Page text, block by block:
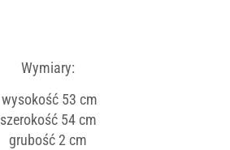
Wymiary:
wysokość 53 cm
szerokość 54 cm
grubość 2 cm